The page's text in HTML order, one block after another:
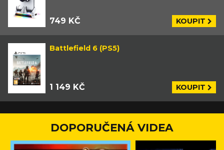
749 KČ KOUPIT
Battlefield 6 (PS5)
1 149 KČ KOUPIT
DOPORUČENÁ VIDEA